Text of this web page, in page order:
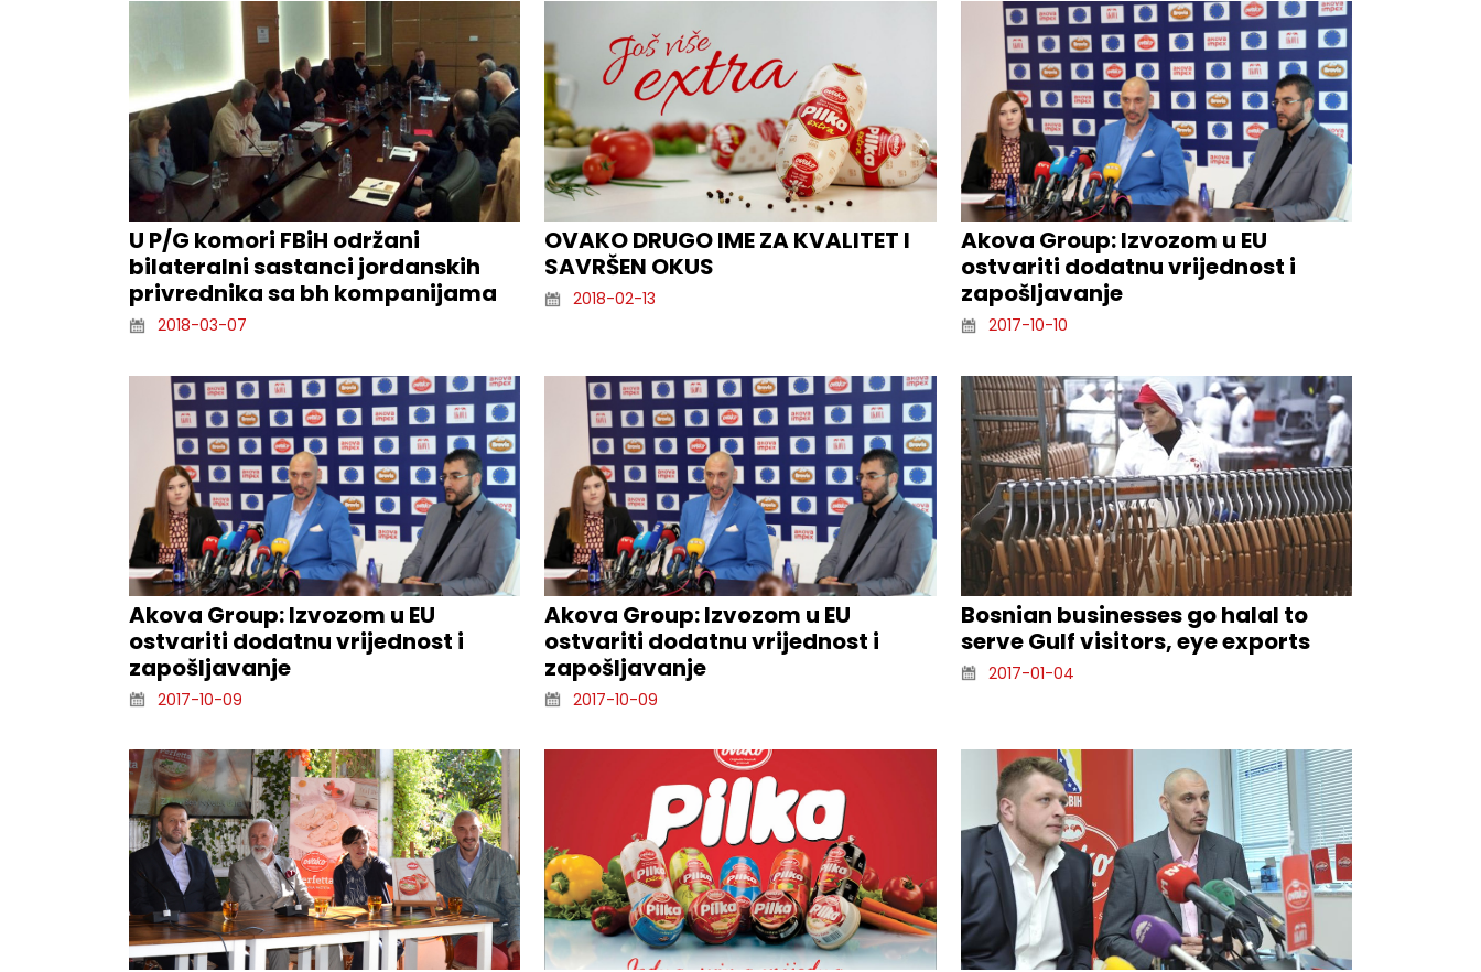
U P/G komori FBiH održani
bilateralni sastanci jordanskih
privrednika sa bh kompanijama
2018-03-07
OVAKO DRUGO IME ZA KVALITET I
SAVRŠEN OKUS
2018-02-13
Akova Group: Izvozom u EU
ostvariti dodatnu vrijednost i
zapošljavanje
2017-10-10
Akova Group: Izvozom u EU
ostvariti dodatnu vrijednost i
zapošljavanje
2017-10-09
Akova Group: Izvozom u EU
ostvariti dodatnu vrijednost i
zapošljavanje
2017-10-09
Bosnian businesses go halal to
serve Gulf visitors, eye exports
2017-01-04